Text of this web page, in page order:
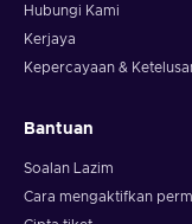
Hubungi Kami
Kerjaya
Kepercayaan &
Bantuan
Soalan Lazim
Cara mengaktifkan